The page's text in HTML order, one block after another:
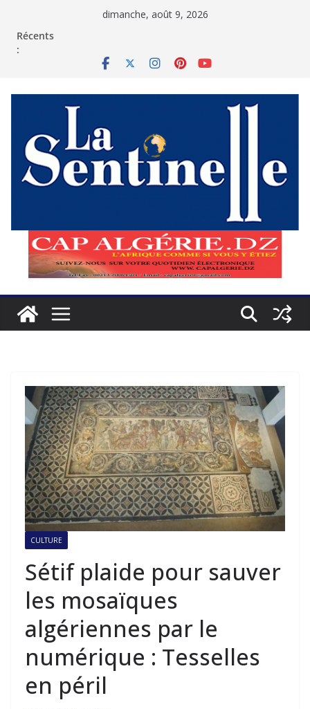
dimanche, août 9, 2026
Récents
:
CULTURE
Sétif plaide pour sauver
les mosaïques
algériennes par le
numérique : Tesselles
en péril